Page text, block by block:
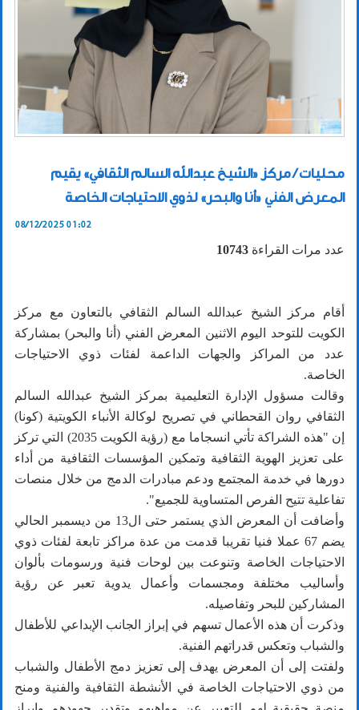
محليات / مركز «الشيخ عبدالله السالم الثقافي» يقيم
المعرض الفني «أنا والبحر» لذوي الاحتياجات الخاصة
08/12/2025 01:02
عدد مرات القراءة 10743
أقام مركز الشيخ عبدالله السالم الثقافي بالتعاون مع مركز
الكويت للتوحد اليوم الاثنين المعرض الفني (أنا والبحر) بمشاركة
عدد من المراكز والجهات الداعمة لفئات ذوي الاحتياجات
الخاصة.
وقالت مسؤول الإدارة التعليمية بمركز الشيخ عبدالله السالم
الثقافي روان القحطاني في تصريح لوكالة الأنباء الكويتية (كونا)
إن "هذه الشراكة تأتي انسجاما مع (رؤية الكويت 2035) التي تركز
على تعزيز الهوية الثقافية وتمكين المؤسسات الثقافية من أداء
دورها في خدمة المجتمع ودعم مبادرات الدمج من خلال منصات
تفاعلية تتيح الفرص المتساوية للجميع".
وأضافت أن المعرض الذي يستمر حتى ال13 من ديسمبر الحالي
يضم 67 عملا فنيا تقريبا قدمت من عدة مراكز تابعة لفئات ذوي
الاحتياجات الخاصة وتنوعت بين لوحات فنية ورسومات بألوان
وأساليب مختلفة ومجسمات وأعمال يدوية تعبر عن رؤية
المشاركين للبحر وتفاصيله.
وذكرت أن هذه الأعمال تسهم في إبراز الجانب الإبداعي للأطفال
والشباب وتعكس قدراتهم الفنية.
ولفتت إلى أن المعرض يهدف إلى تعزيز دمج الأطفال والشباب
من ذوي الاحتياجات الخاصة في الأنشطة الثقافية والفنية ومنح